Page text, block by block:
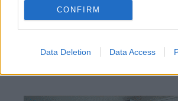
CONFIRM
Data Deletion Data Access
Πολύ δυσάρεστα νέα για το ελληνικό
Ο Βασίλης
να